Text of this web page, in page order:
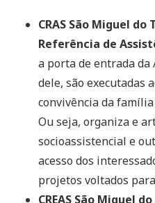
CRAS São Miguel
Referência de
a porta de entrada da
dele, são executadas
convivência da
Ou seja, organiza e
socioassistencial e
acesso dos
projetos voltados
CREAS São Miguel